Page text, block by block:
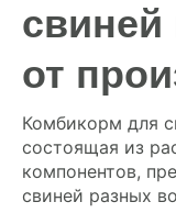
от
Комбикорм для
состоящая из
компонентов,
свиней разных